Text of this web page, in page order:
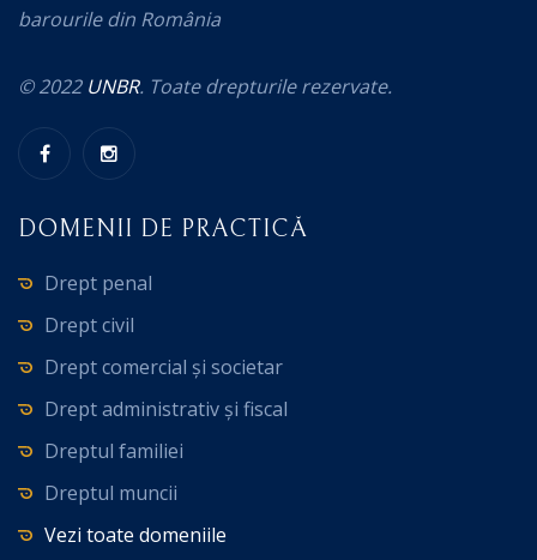
barourile din România
© 2022 UNBR. Toate drepturile rezervate.
DOMENII DE PRACTICĂ
Drept penal
Drept civil
Drept comercial și societar
Drept administrativ și fiscal
Dreptul familiei
Dreptul muncii
Vezi toate domeniile